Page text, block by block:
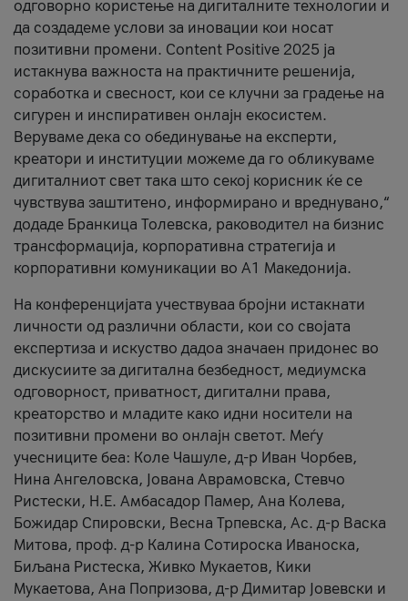
одговорно користење на дигиталните технологии и
да создадеме услови за иновации кои носат
позитивни промени. Content Positive 2025 ја
истакнува важноста на практичните решенија,
соработка и свесност, кои се клучни за градење на
сигурен и инспиративен онлајн екосистем.
Веруваме дека со обединување на експерти,
креатори и институции можеме да го обликуваме
дигиталниот свет така што секој корисник ќе се
чувствува заштитено, информирано и вреднувано,“
додаде Бранкица Толевска, раководител на бизнис
трансформација, корпоративна стратегија и
корпоративни комуникации во А1 Македонија.
На конференцијата учествуваа бројни истакнати
личности од различни области, кои со својата
експертиза и искуство дадоа значаен придонес во
дискусиите за дигитална безбедност, медиумска
одговорност, приватност, дигитални права,
креаторство и младите како идни носители на
позитивни промени во онлајн светот. Меѓу
учесниците беа: Коле Чашуле, д-р Иван Чорбев,
Нина Ангеловска, Јована Аврамовска, Стевчо
Ристески, Н.Е. Амбасадор Памер, Ана Колева,
Божидар Спировски, Весна Трпевска, Ас. д-р Васка
Митова, проф. д-р Калина Сотироска Иваноска,
Биљана Ристеска, Живко Мукаетов, Кики
Мукаетова, Ана Попризова, д-р Димитар Јовевски и